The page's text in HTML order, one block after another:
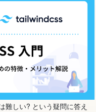
難しい? という疑問に答え